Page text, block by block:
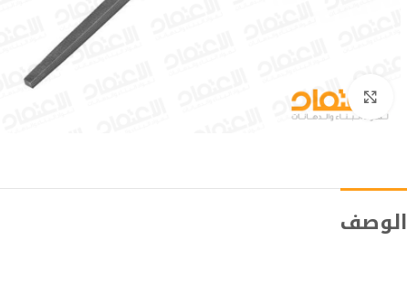
Click to enlarge
الوصف